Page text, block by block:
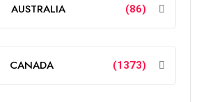
AUSTRALIA (86)
CANADA (1373)